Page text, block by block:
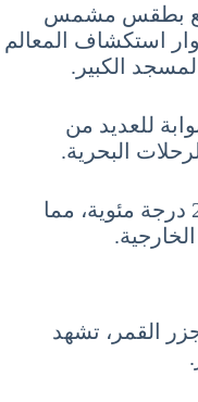
بطقس مشمس
استكشاف المعالم
الكبير.
للعديد من
البحرية.
درجات الحرارة تتراوح بين 24 و28 درجة مئوية، مما
القمر، تشهد